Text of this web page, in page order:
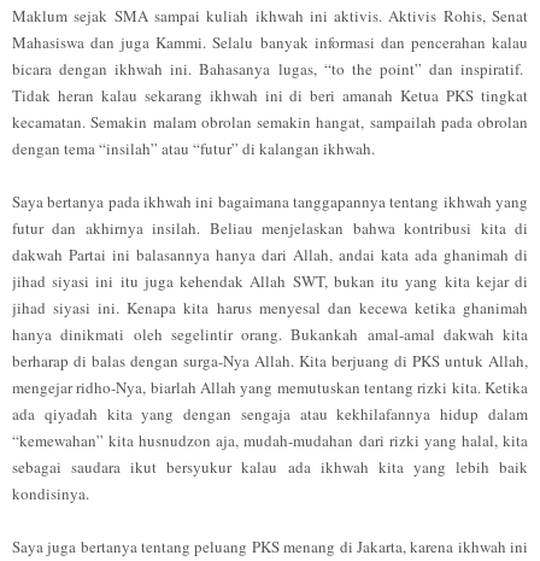
Maklum sejak SMA sampai kuliah ikhwah ini aktivis. Aktivis Rohis, Senat
Mahasiswa dan juga Kammi. Selalu banyak informasi dan pencerahan kalau
bicara dengan ikhwah ini. Bahasanya lugas, “to the point” dan inspiratif.
Tidak heran kalau sekarang ikhwah ini di beri amanah Ketua PKS tingkat
kecamatan. Semakin malam obrolan semakin hangat, sampailah pada obrolan
dengan tema “insilah” atau “futur” di kalangan ikhwah.
Saya bertanya pada ikhwah ini bagaimana tanggapannya tentang ikhwah yang
futur dan akhirnya insilah. Beliau menjelaskan bahwa kontribusi kita di
dakwah Partai ini balasannya hanya dari Allah, andai kata ada ghanimah di
jihad siyasi ini itu juga kehendak Allah SWT, bukan itu yang kita kejar di
jihad siyasi ini. Kenapa kita harus menyesal dan kecewa ketika ghanimah
hanya dinikmati oleh segelintir orang. Bukankah amal-amal dakwah kita
berharap di balas dengan surga-Nya Allah. Kita berjuang di PKS untuk Allah,
mengejar ridho-Nya, biarlah Allah yang memutuskan tentang rizki kita. Ketika
ada qiyadah kita yang dengan sengaja atau kekhilafannya hidup dalam
“kemewahan” kita husnudzon aja, mudah-mudahan dari rizki yang halal, kita
sebagai saudara ikut bersyukur kalau ada ikhwah kita yang lebih baik
kondisinya.
Saya juga bertanya tentang peluang PKS menang di Jakarta, karena ikhwah ini